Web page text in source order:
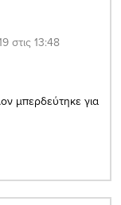
στις 13:48
μπερδεύτηκε για